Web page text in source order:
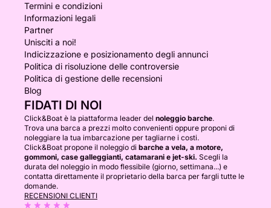
Termini e condizioni
Informazioni legali
Partner
Unisciti a noi!
Indicizzazione e posizionamento degli annunci
Politica di risoluzione delle controversie
Politica di gestione delle recensioni
Blog
FIDATI DI NOI
Click&Boat è la piattaforma leader del noleggio barche.
Trova una barca a prezzi molto convenienti oppure proponi di
noleggiare la tua imbarcazione per tagliarne i costi.
Click&Boat propone il noleggio di barche a vela, a motore,
gommoni, case galleggianti, catamarani e jet-ski. Scegli la
durata del noleggio in modo flessibile (giorno, settimana...) e
contatta direttamente il proprietario della barca per fargli tutte le
domande.
RECENSIONI CLIENTI